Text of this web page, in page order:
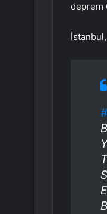
deprem